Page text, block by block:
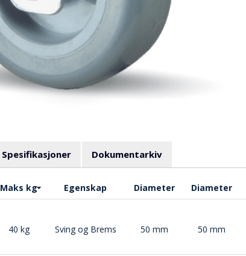
Spesifikasjoner Dokumentarkiv
Maks kg Egenskap Diameter Diameter
40 kg Sving og Brems 50 mm 50 mm